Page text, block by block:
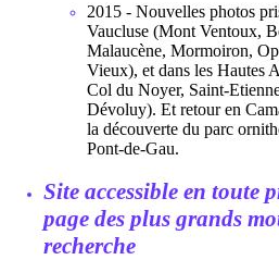
2015 - Nouvelles photos
Vaucluse (Mont Ventoux,
Malaucène, Mormoiron,
Vieux), et dans les Hautes
Col du Noyer, Saint-
Dévoluy). Et retour en
la découverte du parc
Pont-de-Gau.
Site accessible en toute
page des plus grands
recherche